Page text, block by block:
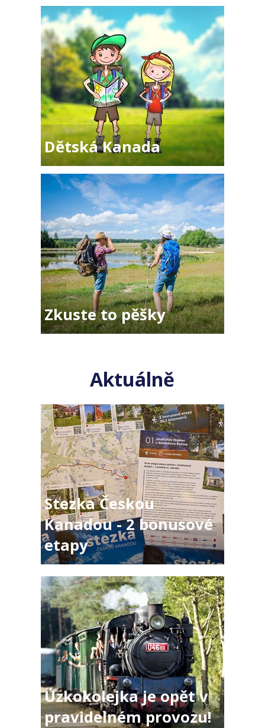
Dětská Kanada
Zkuste to pěšky
Aktuálně
Stezka Českou
Kanadou - 2 bonusové
etapy
Úzkokolejka je opět v
pravidelném provozu!